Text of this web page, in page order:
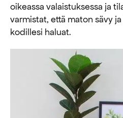
oikeassa valaistuksessa ja
varmistat, että maton sävy
kodillesi haluat.